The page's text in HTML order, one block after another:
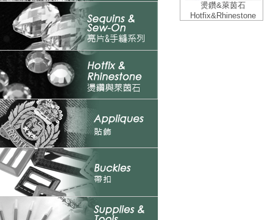
燙鑽&萊茵石
Hotfix&Rhinestone